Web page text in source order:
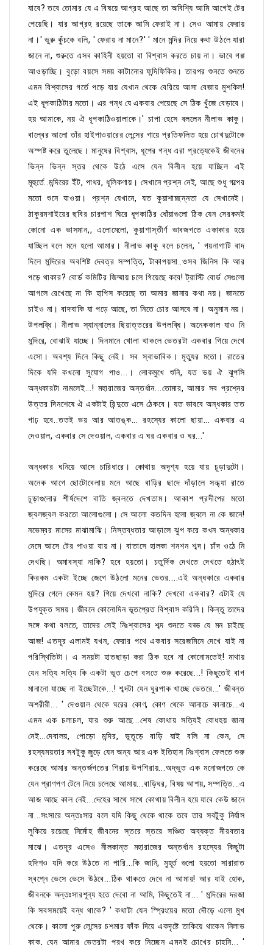
যাবে? তবে তোমার যে এ বিষয়ে আগ্রহ আছে তা অবিশ্যি আমি আগেই টের
পেয়েছি। যার আগ্রহ রয়েছে তাকে আমি ফেরাই না। সেও আমায় ফেরায়
না।' ভুরু কুঁচকে বলি, ' ফেরায় না মানে?' ' মানে মন্দির নিয়ে কথা উঠলে যারা
জানে না, শুরুতে এসব কাহিনী হয়তো বা বিশ্বাস করতে চায় না। ভাবে গপ্প
আওড়াচ্ছি। বুড়ো বয়সে সময় কাটানোর ফন্দিফিকির। তারপর শুনতে শুনতে
এমন বিশ্বাসের গর্তে পড়ে যায় যেখান থেকে বেরিয়ে আসা বেজায় মুশকিল!
এই ধূপকাঠিটার মতো। এর গন্ধ যে একবার পেয়েছে সে ঠিক খুঁজে বেড়াবে।
হয় আমাকে, নয় ঐ ধূপকাঠিওয়ালাকে।' চাপা হেসে বললেন নীলাভ কাকু।
বাল্বের আলো তাঁর হাইপাওয়ারের লেন্সের গায়ে প্রতিফলিত হয়ে চোখদুটোকে
অস্পষ্ট করে তুলেছে। মানুষের বিশ্বাস, ধূপের গন্ধ এরা প্রত্যেকেই জীবনের
ভিন্ন ভিন্ন স্তর থেকে উঠে এসে যেন বিলীন হয়ে যাচ্ছিল এই
মূহুর্তে..মন্দিরের ইঁট, পাথর, ধূলিকণায়। সেখানে প্রশ্ন নেই, আছে শুধু গল্পের
মতো শুনে যাওয়া। প্রশ্ন যেখানে, যত কুয়াশাচ্ছন্নতা যে সেখানেই।
ঠাকুরমশাইয়ের ছবির চারপাশ ঘিরে ধূপকাঠির ধোঁয়াগুলো ঠিক যেন সেরকমই
কোনো এক ভাসমান,, এলোমেলো, কুয়াশাস্তীর্ণ ভাবজগতে একাকার হয়ে
যাচ্ছিল বলে মনে হলো আমার। নীলাভ কাকু বলে চলেন, ' গয়নাগাটি বাদ
দিলে মন্দিরের অবশিষ্ট দেবত্র সম্পত্তি, টাকাপয়সা..ওসব জিনিস কি আর
পড়ে থাকার? বোর্ড কমিটির জিম্মায় চলে গিয়েছে কবে! ট্রাস্টি বোর্ড সেগুলো
আগলে রেখেছে না কি হাপিস করেছে তা আমার জানার কথা নয়। জানতে
চাইও না। বাদবাকি যা পড়ে আছে, তা নিতে চোর আসবে না। অনুমান নয়।
উপলব্ধি। নীলাভ স্যান্নালের ছিয়াত্তরের উপলব্ধি। অনেককাল যাও নি
মন্দিরে, বোঝাই যাচ্ছে। দিনমানে খোলা থাকলে ভেতরটা একবার গিয়ে দেখে
এসো। অবশ্য দিনে কিছু নেই। সব স্বাভাবিক। মৃত্যুর মতো। রাতের
দিকে যদি কখনো সুযোগ পাও...। লোকমুখে শুনি, যত ভয় ঐ ঝুপসি
অন্ধকারটা নামলেই...! মহারাজের অন্তর্ধান...তোমার, আমার সব প্রশ্নের
উত্তর দিনশেষে ঐ একটাই বিন্দুতে এসে ঠেকবে। যত ভাববে অন্ধকার তত
গাঢ় হবে..ততই ভয় আর আতঙ্ক... রহস্যের কালো ছায়া... একবার এ
দেওয়াল, একবার সে দেওয়াল, একবার এ ঘর একবার ও ঘর...'
অন্ধকার ঘনিয়ে আসে চারিধারে। কোথায় অদৃশ্য হয়ে যায় চূড়াদুটো।
অনেক আগে ছোটোবেলায় মনে আছে বাড়ির ছাদে দাঁড়ালে সন্ধ্যা রাতে
চূড়াগুলোর শীর্ষদেশে বাতি জ্বলতে দেখতাম। আকাশ প্রদীপের মতো
জ্বলজ্বল করতো আলোগুলো। সে আলো কতদিন হলো জ্বলে না কে জানে!
নভেম্বর মাসের মাঝামাঝি। নিস্তব্ধতার আড়ালে ঝুপ করে কখন অন্ধকার
নেমে আসে টের পাওয়া যায় না। বাতাসে হালকা শনশন শব্দ। চাঁদ ওঠে নি
দেখছি। অমাবস্যা নাকি? হবে হয়তো। চতুর্দিক দেখতে দেখতে হঠাৎই
কিরকম একটা ইচ্ছে জেগে উঠলো মনের ভেতর....এই অন্ধকারে একবার
মন্দিরে গেলে কেমন হয়? গিয়ে দেখবো নাকি? দেখবো একবার? এটাই যে
উপযুক্ত সময়। জীবনে কোনোদিন ভূতপ্রেত বিশ্বাস করিনি। কিন্তু তাদের
সঙ্গে কথা বলতে, তাদের সেই নিঃশ্বাসের শব্দ শুনতে বড্ড যে মন চাইছে
আজ! এতদূর এলামই যখন, ফেরার পথে একবার সরেজমিনে দেখে যাই না
পরিস্থিতিটা। এ সময়টা হাতছাড়া করা ঠিক হবে না কোনোমতেই! মাথায়
যেন সত্যি সত্যি কি একটা ভূত চেপে বসতে শুরু করেছে...! কিছুতেই বাগ
মানানো যাচ্ছে না ইচ্ছেটাকে...! শব্দটা যেন ঘুরপাক খাচ্ছে ভেতরে...' জীবন্ত
অশরীরী... ' দেওয়াল থেকে ঘরের কোণ, কোণ থেকে আনাচে কানাচে...এ
এমন এক চলাচল, যার শুরু আছে...শেষ কোথায় সত্যিই বোধহয় জানা
নেই...দেবালয়, পোড়ো মন্দির, ভূতূড়ে বাড়ি যাই বলি না কেন, সে
রহস্যময়তার সবটুকু জুড়ে যেন অন্য আর এক ইতিহাস নিঃশ্বাস ফেলতে শুরু
করেছে আমার অন্তর্জগতের শিরায় উপশিরায়...অদ্ভুত এক মনোজগতে কে
যেন প্রাণপণ টেনে নিয়ে চলেছে আমায়...বাড়িঘর, বিষয় আশয়, সম্পত্তি...এ
আজ আছে কাল নেই...দেহের সাথে সাথে কোথায় বিলীন হয়ে যাবে কেউ জানে
না...সংসারে অন্তঃসার বলে যদি কিছু থেকে থাকে তবে তার সবটুকু নির্যাস
লুকিয়ে রয়েছে নির্মোহ জীবনের স্তরে স্তরে সঞ্চিত অব্যক্ত নীরবতার
মাঝে। এতদূর এসেও নীলকান্ত মহারাজের অন্তর্ধান রহস্যের কিছুটা
হদিশও যদি করে উঠতে না পারি...কি জানি, মুহূর্ত গুলো হয়তো সারারাত
স্বপ্নে ভেসে ভেসে উঠবে...ঠিক থাকতে দেবে না আমায়! আর যাই হোক,
জীবনকে অন্তঃসারশূন্য হতে দেবো না আমি, কিছুতেই না... ' মন্দিরের দরজা
কি সবসময়েই বন্ধ থাকে? ' কথাটা যেন স্প্রিংয়ের মতো দৌড়ে এলো মুখ
থেকে। কালো পুরু লেন্সের চশমার ফাঁক দিয়ে একদৃষ্টে তাকিয়ে থাকেন নিলাভ
কাকু, যেন আমার ভেতরটা পরখ করে নিচ্ছেন এমনই চোখের চাহনি... '